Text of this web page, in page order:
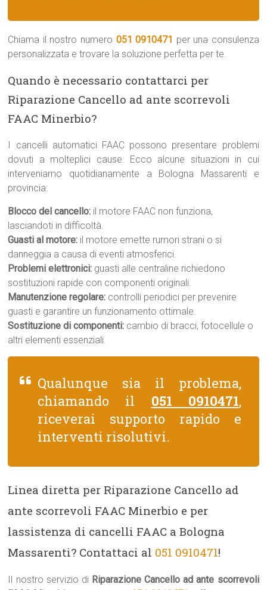
Chiama il nostro numero 051 0910471 per una consulenza
personalizzata e trovare la soluzione perfetta per te.
Quando è necessario contattarci per
Riparazione Cancello ad ante scorrevoli
FAAC Minerbio?
I cancelli automatici FAAC possono presentare problemi
dovuti a molteplici cause. Ecco alcune situazioni in cui
interveniamo quotidianamente a Bologna Massarenti e
provincia:
Blocco del cancello: il motore FAAC non funziona,
lasciandoti in difficoltà.
Guasti al motore: il motore emette rumori strani o si
danneggia a causa di eventi atmosferici.
Problemi elettronici: guasti alle centraline richiedono
sostituzioni rapide con componenti originali.
Manutenzione regolare: controlli periodici per prevenire
guasti e garantire un funzionamento ottimale.
Sostituzione di componenti: cambio di bracci, fotocellule o
altri elementi essenziali.
Qualunque sia il problema,
chiamando il 051 0910471,
riceverai supporto rapido e
interventi risolutivi.
Linea diretta per Riparazione Cancello ad
ante scorrevoli FAAC Minerbio e per
lassistenza di cancelli FAAC a Bologna
Massarenti? Contattaci al 051 0910471!
Il nostro servizio di Riparazione Cancello ad ante scorrevoli